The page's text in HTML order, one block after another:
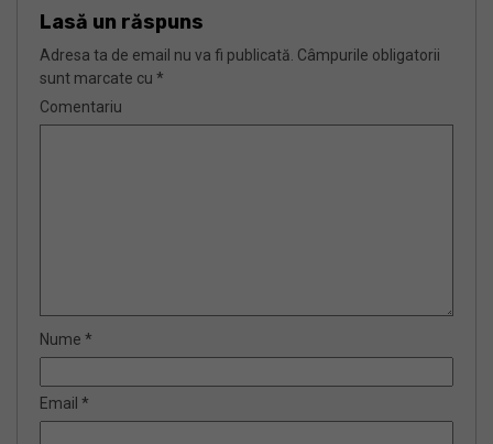
Lasă un răspuns
Adresa ta de email nu va fi publicată. Câmpurile obligatorii
sunt marcate cu *
Comentariu
Nume *
Email *